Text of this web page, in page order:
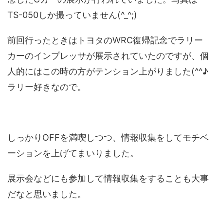
TS-050しか撮っていません(^_^;)
前回行ったときはトヨタのWRC復帰記念でラリー
カーのインプレッサが展示されていたのですが、個
人的にはこの時の方がテンション上がりました(^^♪
ラリー好きなので。
しっかりOFFを満喫しつつ、情報収集をしてモチベ
ーションを上げてまいりました。
展示会などにも参加して情報収集をすることも大事
だなと思いました。